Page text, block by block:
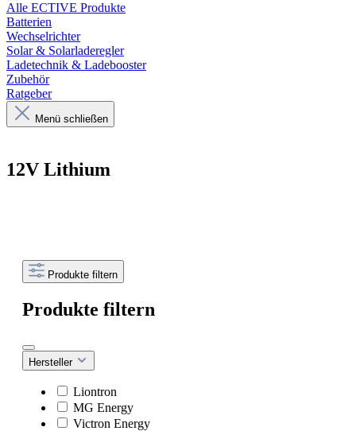
Alle ECTIVE Produkte
Batterien
Wechselrichter
Solar & Solarladeregler
Ladetechnik & Ladebooster
Zubehör
Ratgeber
Menü schließen
12V Lithium
Produkte filtern
Produkte filtern
Hersteller
Liontron
MG Energy
Victron Energy